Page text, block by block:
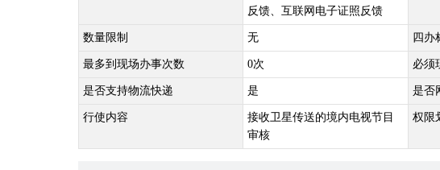
反馈、互联网电子证照反馈
数量限制 无 四办
最多到现场办事次数 0次 必须
是否支持物流快递 是 是否
行使内容
接收卫星传送的境内电视节目
审核
权限